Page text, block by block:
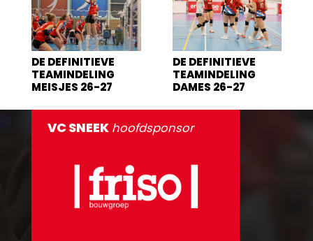
DE DEFINITIEVE
TEAMINDELING
MEISJES 26-27
DE DEFINITIEVE
TEAMINDELING
DAMES 26-27
VC SNEEK hoofdsponsor